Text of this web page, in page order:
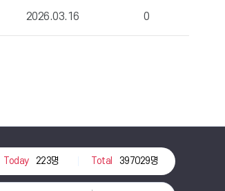
2026.03.16 0
Today 223명 Total 397029명